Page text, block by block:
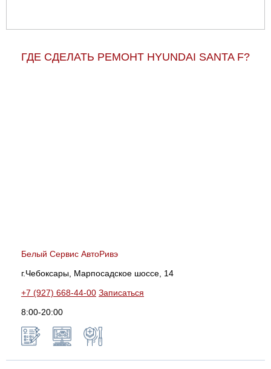
ГДЕ СДЕЛАТЬ РЕМОНТ HYUNDAI SANTA F?
Белый Сервис АвтоРивэ
г.Чебоксары, Марпосадское шоссе, 14
+7 (927) 668-44-00 Записаться
8:00-20:00